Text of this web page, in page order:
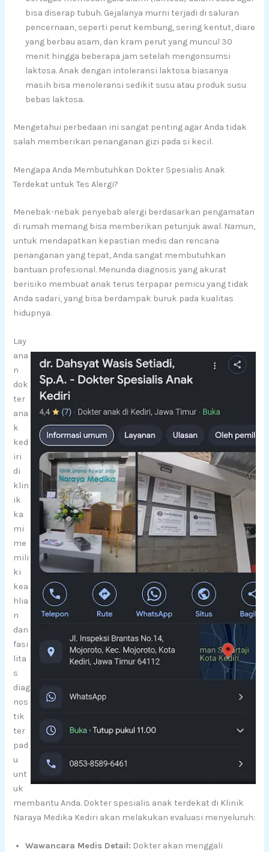
bisa diserap tubuh. Gejalanya murni terjadi di saluran
pencernaan, seperti perut kembung, sering kentut, diare
yang berbau asam, dan kram perut yang muncul 30
menit hingga beberapa jam setelah mengonsumsi
laktosa. Anak dengan intoleransi laktosa biasanya
masih bisa menoleransi sedikit susu atau produk susu
bebas laktosa.
Mengetahui perbedaan ini sangat penting agar Anda tidak
salah memberikan penanganan gizi pada si kecil.
Mengapa Anda Membutuhkan Dokter Spesialis Anak
Terdekat untuk Tes Alergi?
Menebak-nebak penyebab alergi berdasarkan pengamatan
di rumah memang bisa memberikan petunjuk awal. Namun,
untuk mendapatkan kepastian medis dan rencana
penanganan yang tepat, Anda sangat membutuhkan
bantuan profesional. Menunda diagnosis yang akurat
berisiko membuat anak terus terpapar pemicu yang tidak
Anda sadari, yang bisa berdampak buruk pada kualitas
hidupnya.
Lay
ana
n
dok
ter
ana
k
ked
iri
di
klin
ik
ka
mi
me
mili
ki
kea
hlia
n
dan
fasi
lita
s
diag
nos
tik
ter
pad
u
unt
uk
membantu Anda. Dokter spesialis anak terdekat di Klinik
Naraya Medika Kediri akan melakukan evaluasi menyeluruh:
Wawancara Medis Detail: Dokter akan menggali